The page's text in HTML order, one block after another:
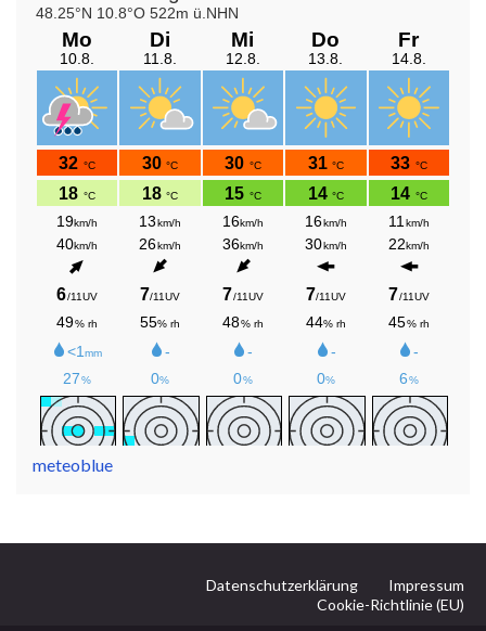
meteoblue
Datenschutzerklärung
Impressum
Cookie-Richtlinie (EU)